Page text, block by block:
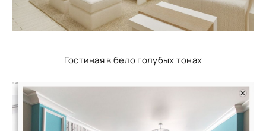
Гостиная в бело голубых тонах